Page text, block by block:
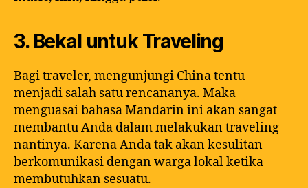
3. Bekal untuk Traveling
Bagi traveler, mengunjungi China tentu
menjadi salah satu rencananya. Maka
menguasai bahasa Mandarin ini akan sangat
membantu Anda dalam melakukan traveling
nantinya. Karena Anda tak akan kesulitan
berkomunikasi dengan warga lokal ketika
membutuhkan sesuatu.